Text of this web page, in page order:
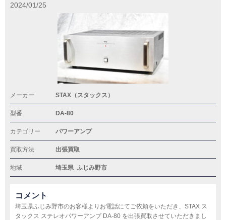
2024/01/25
メーカー STAX（スタックス）
型番 DA-80
カテゴリー パワーアンプ
買取方法 出張買取
地域 埼玉県 ふじみ野市
コメント
埼玉県ふじみ野市のお客様よりお電話にてご依頼をいただき、STAX ス
タックス ステレオパワーアンプ DA-80 を出張買取させていただきまし